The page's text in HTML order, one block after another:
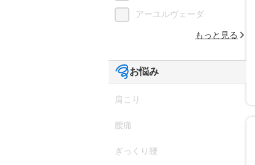
アーユルヴェーダ
もっと見る
お悩み
肩こり
腰痛
ぎっくり腰